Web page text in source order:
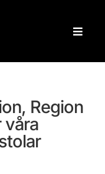
Region
våra